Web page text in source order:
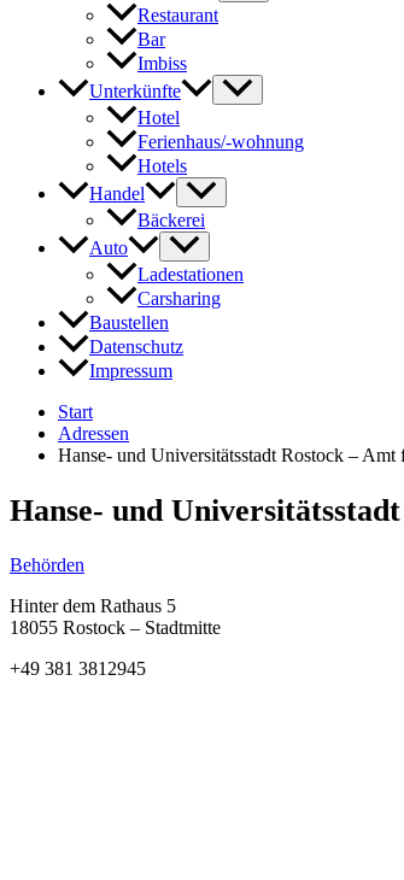
Restaurant
Bar
Imbiss
Unterkünfte
Hotel
Ferienhaus/-wohnung
Hotels
Handel
Bäckerei
Auto
Ladestationen
Carsharing
Baustellen
Datenschutz
Impressum
Start
Adressen
Hanse- und Universitätsstadt Rostock –
Hanse- und
Behörden
Hinter dem Rathaus 5
18055 Rostock – Stadtmitte
+49 381 3812945